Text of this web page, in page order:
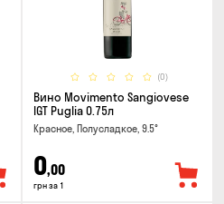
(0)
Вино Movimento Sangiovese
IGT Puglia 0.75л
Красное, Полусладкое, 9.5°
0,00
грн за 1